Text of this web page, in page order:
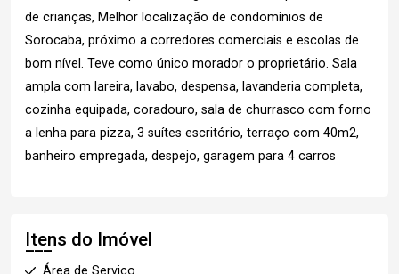
de crianças, Melhor localização de condomínios de
Sorocaba, próximo a corredores comerciais e escolas de
bom nível. Teve como único morador o proprietário. Sala
ampla com lareira, lavabo, despensa, lavanderia completa,
cozinha equipada, coradouro, sala de churrasco com forno
a lenha para pizza, 3 suítes escritório, terraço com 40m2,
banheiro empregada, despejo, garagem para 4 carros
Itens do Imóvel